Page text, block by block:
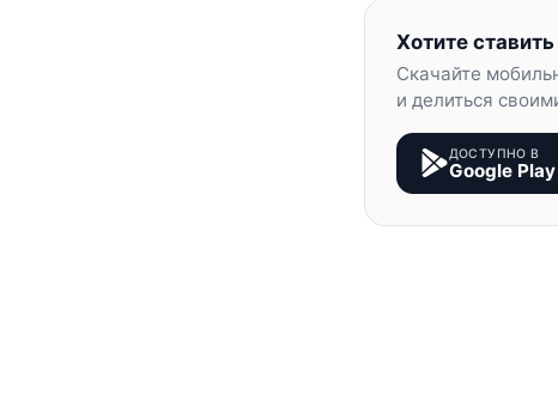
Хотите
Скачайте
и делиться
ДОСТУПНО В
Google Play